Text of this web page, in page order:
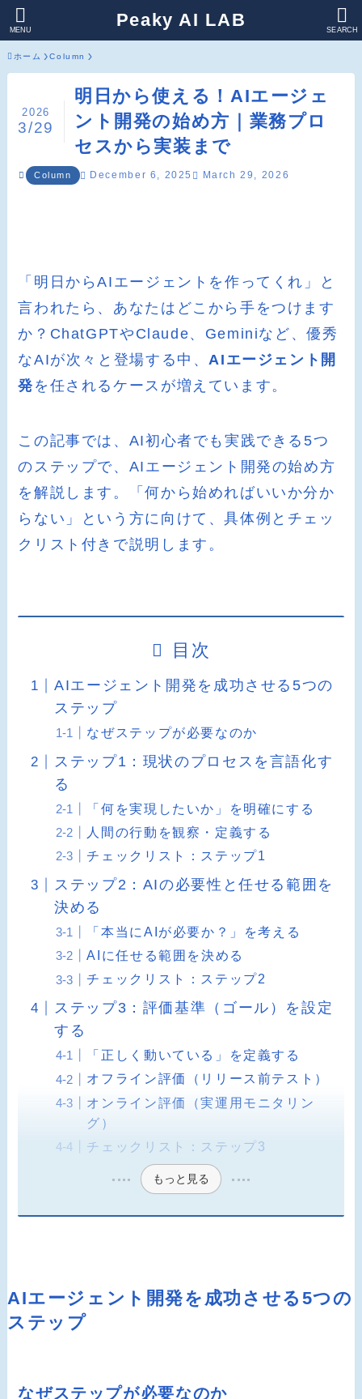
Peaky AI LAB SEARCH
MENU
ホーム Column
明日から使える！AIエージェ
ント開発の始め方｜業務プロ
セスから実装まで
2026
3/29
Column December 6, 2025 March 29, 2026
「明日からAIエージェントを作ってくれ」と
言われたら、あなたはどこから手をつけます
か？ChatGPTやClaude、Geminiなど、優秀
なAIが次々と登場する中、AIエージェント開
発 を任されるケースが増えています。
この記事では、AI初心者でも実践できる5つ
のステップで、AIエージェント開発の始め方
を解説します。「何から始めればいいか分か
らない」という方に向けて、具体例とチェッ
クリスト付きで説明します。
目次
AIエージェント開発を成功させる5つの
ステップ
なぜステップが必要なのか
ステップ1：現状のプロセスを言語化す
る
「何を実現したいか」を明確にする
人間の行動を観察・定義する
チェックリスト：ステップ1
ステップ2：AIの必要性と任せる範囲を
決める
「本当にAIが必要か？」を考える
AIに任せる範囲を決める
チェックリスト：ステップ2
ステップ3：評価基準（ゴール）を設定
する
「正しく動いている」を定義する
オフライン評価（リリース前テスト）
オンライン評価（実運用モニタリン
グ）
チェックリスト：ステップ3
もっと見る
AIエージェント開発を成功させる5つの
ステップ
なぜステップが必要なのか